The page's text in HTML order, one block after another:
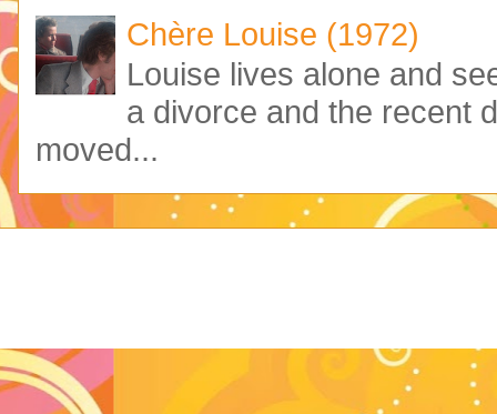
Chère Louise (1972)
Louise lives alone and
a divorce and the recent
moved...